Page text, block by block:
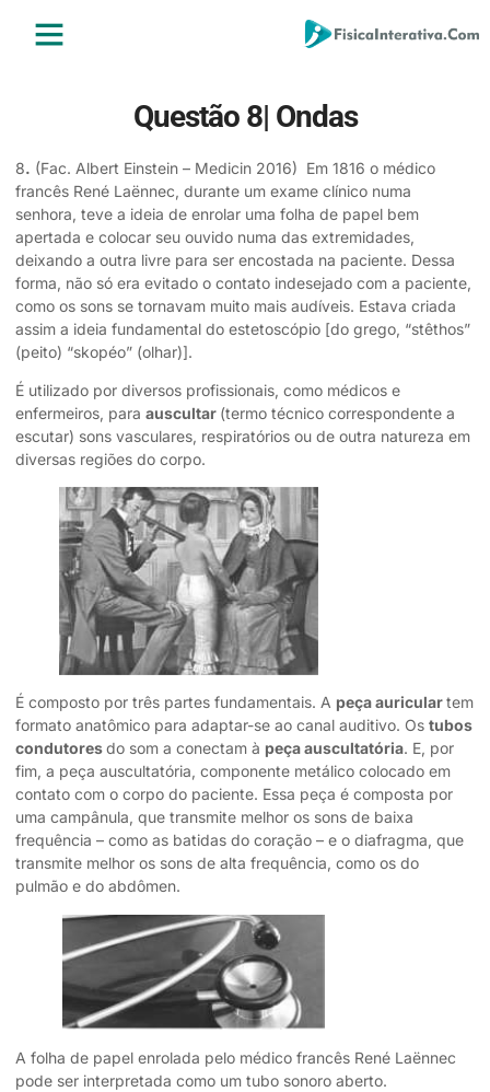
Questão 8| Ondas
8. (Fac. Albert Einstein – Medicin 2016) Em 1816 o médico
francês René Laënnec, durante um exame clínico numa
senhora, teve a ideia de enrolar uma folha de papel bem
apertada e colocar seu ouvido numa das extremidades,
deixando a outra livre para ser encostada na paciente. Dessa
forma, não só era evitado o contato indesejado com a paciente,
como os sons se tornavam muito mais audíveis. Estava criada
assim a ideia fundamental do estetoscópio [do grego, “stêthos”
(peito) “skopéo” (olhar)].
É utilizado por diversos profissionais, como médicos e
enfermeiros, para auscultar (termo técnico correspondente a
escutar) sons vasculares, respiratórios ou de outra natureza em
diversas regiões do corpo.
É composto por três partes fundamentais. A peça auriculartem
formato anatômico para adaptar-se ao canal auditivo. Os tubos
condutoresdo som a conectam à peça auscultatória. E, por
fim, a peça auscultatória, componente metálico colocado em
contato com o corpo do paciente. Essa peça é composta por
uma campânula, que transmite melhor os sons de baixa
frequência – como as batidas do coração – e o diafragma, que
transmite melhor os sons de alta frequência, como os do
pulmão e do abdômen.
A folha de papel enrolada pelo médico francês René Laënnec
pode ser interpretada como um tubo sonoro aberto.